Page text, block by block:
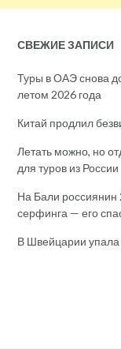
СВЕЖИЕ ЗАПИСИ
Туры в ОАЭ снова
летом 2026 года
Китай продлил
Летать можно, но
для туров из России
На Бали россиянин
серфинга — его
В Швейцарии упала